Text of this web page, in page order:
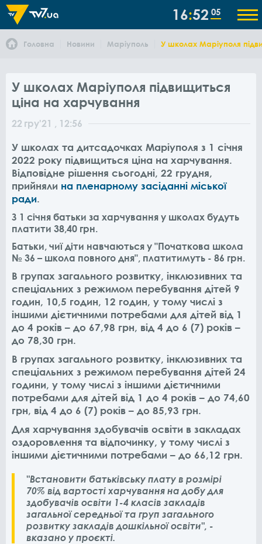
16 52 05
Головна Новини Маріуполь У школах Маріуполя
У школах Маріуполя підвищиться
ціна на харчування
22 гру'21 , 12:56
У школах та дитсадочках Маріуполя з 1 січня
2022 року підвищиться ціна на харчування.
Відповідне рішення сьогодні, 22 грудня,
прийняли на пленарному засіданні міської
ради.
З 1 січня батьки за харчування у школах будуть
платити 38,40 грн.
Батьки, чиї діти навчаються у "Початкова школа
№ 36 – школа повного дня", платитимуть - 86 грн.
В групах загального розвитку, інклюзивних та
спеціальних з режимом перебування дітей 9
годин, 10,5 годин, 12 годин, у тому числі з
іншими дієтичними потребами для дітей від 1
до 4 років – до 67,98 грн, від 4 до 6 (7) років –
до 78,30 грн.
В групах загального розвитку, інклюзивних та
спеціальних з режимом перебування дітей 24
години, у тому числі з іншими дієтичними
потребами для дітей від 1 до 4 років – до 74,60
грн, від 4 до 6 (7) років – до 85,93 грн.
Для харчування здобувачів освіти в закладах
оздоровлення та відпочинку, у тому числі з
іншими дієтичними потребами – до 66,12 грн.
"Встановити батьківську плату в розмірі
70% від вартості харчування на добу для
здобувачів освіти 1-4 класів закладів
загальної середньої та груп загального
розвитку закладів дошкільної освіти", -
вказано у проєкті.